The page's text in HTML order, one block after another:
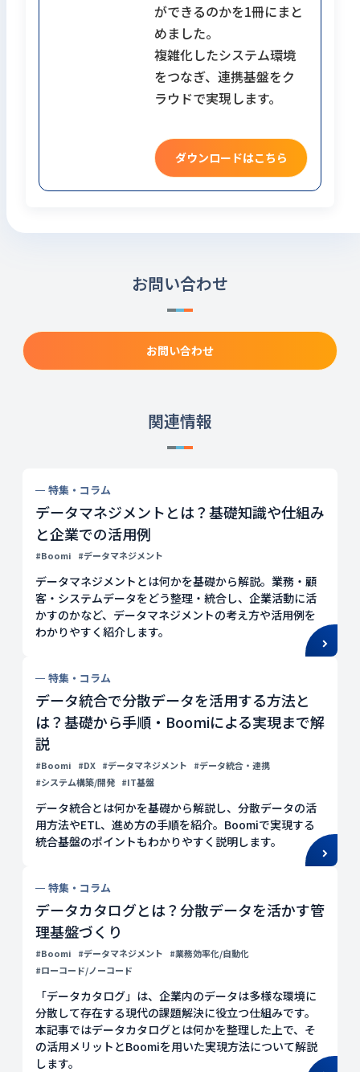
ができるのかを1冊にまと
めました。
複雑化したシステム環境
をつなぎ、連携基盤をク
ラウドで実現します。
ダウンロードはこちら
お問い合わせ
お問い合わせ
関連情報
特集・コラム
データマネジメントとは？基礎知識や仕組み
と企業での活用例
#Boomi #データマネジメント
データマネジメントとは何かを基礎から解説。業務・顧
客・システムデータをどう整理・統合し、企業活動に活
かすのかなど、データマネジメントの考え方や活用例を
わかりやすく紹介します。
特集・コラム
データ統合で分散データを活用する方法と
は？基礎から手順・Boomiによる実現まで解
説
#Boomi #DX #データマネジメント
#データ統合・連携
#システム構築/開発 #IT基盤
データ統合とは何かを基礎から解説し、分散データの活
用方法やETL、進め方の手順を紹介。Boomiで実現する
統合基盤のポイントもわかりやすく説明します。
特集・コラム
データカタログとは？分散データを活かす管
理基盤づくり
#Boomi #データマネジメント
#業務効率化/自動化
#ローコード/ノーコード
「データカタログ」は、企業内のデータは多様な環境に
分散して存在する現代の課題解決に役立つ仕組みです。
本記事ではデータカタログとは何かを整理した上で、そ
の活用メリットとBoomiを用いた実現方法について解説
します。